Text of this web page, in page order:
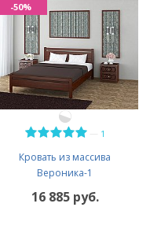
1
Кровать из массива
Вероника-1
16 885 руб.
-50%